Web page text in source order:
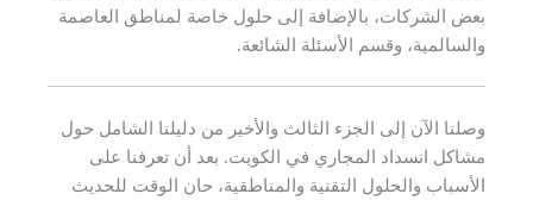
بعض الشركات، بالإضافة إلى حلول خاصة لمناطق العاصمة
والسالمية، وقسم الأسئلة الشائعة.
وصلنا الآن إلى الجزء الثالث والأخير من دليلنا الشامل حول
مشاكل انسداد المجاري في الكويت. بعد أن تعرفنا على
الأسباب والحلول التقنية والمناطقية، حان الوقت للحديث